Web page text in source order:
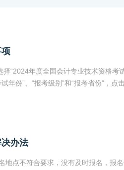
“2024年度全国会计专业技术资格考
份”、“报考级别”和“报考省份”，点击
办法
地点不符合要求，没有及时报名，报